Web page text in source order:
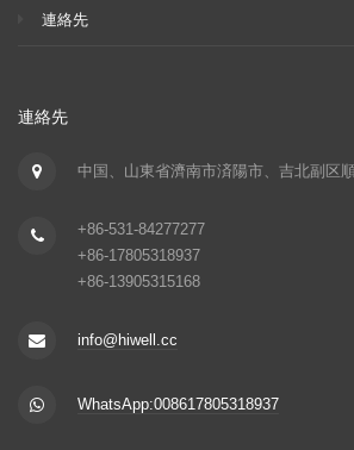
連絡先
連絡先
中国、山東省濟南市済陽市、吉北副区順
+86-531-84277277
+86-17805318937
+86-13905315168
info@hiwell.cc
WhatsApp:008617805318937